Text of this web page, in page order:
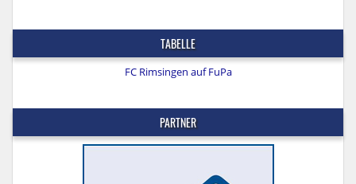
TABELLE
FC Rimsingen auf FuPa
PARTNER